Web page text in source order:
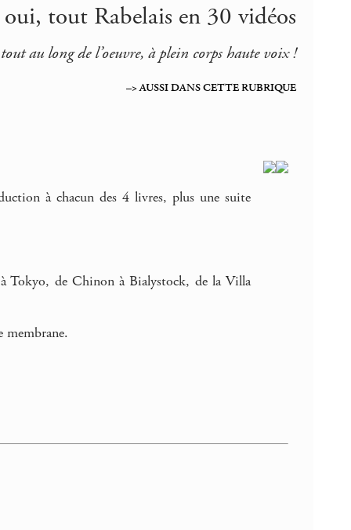
tout Rabelais en 30 vidéos
au long de l’oeuvre, à plein corps haute voix !
–> AUSSI DANS CETTE RUBRIQUE
à chacun des 4 livres, plus une suite
Tokyo, de Chinon à Bialystock, de la Villa
membrane.